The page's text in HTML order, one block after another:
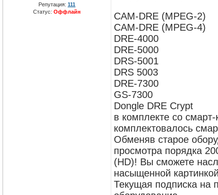
Репутация: 111
Статус: Оффлайн
CAM-DRE (MPEG-2)
CAM-DRE (MPEG-4)
DRE-4000
DRE-5000
DRS-5001
DRS 5003
DRE-7300
GS-7300
Dongle DRE Crypt
в комплекте со
комплектовалось
Обменяв старое
просмотра порядка
(HD)! Вы сможете
насыщенной
Текущая подписка на